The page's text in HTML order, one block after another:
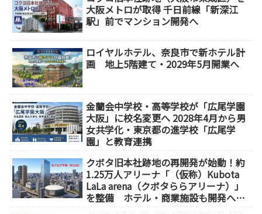
大阪メトロが取得 千日前線「新深江
駅」前でマンション開発へ
ロイヤルホテル、奈良市で新ホテル計
画 地上5階建て・2029年5月開業へ
金蘭会中学校・高等学校が「広尾学園
大阪」に校名変更へ 2028年4月から男
女共学化・東京都の進学校「広尾学
園」と教育連携
クボタ旧本社跡地の再開発が始動！約
1.25万人アリーナ「（仮称）Kubota
LaLa arena（クボタららアリーナ）」
を整備 ホテル・商業施設も開発へ